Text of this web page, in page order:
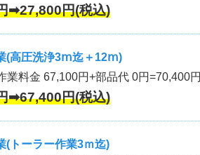
➡27,800円(税込)
(高圧洗浄3ⅿ迄＋12ⅿ)
業料金 67,100円+部品代 0円=70,400円
➡67,400円(税込)
(トーラー作業3ｍ迄)